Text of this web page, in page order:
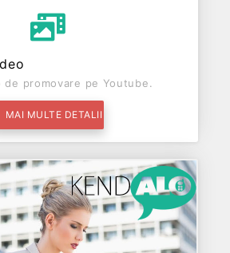
de promovare pe Youtube.
MAI MULTE DETALII